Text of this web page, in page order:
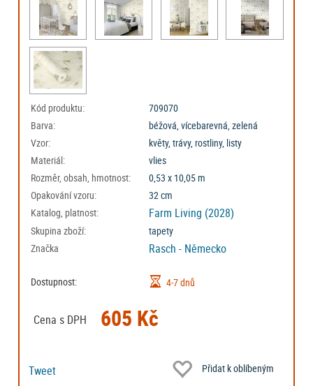
Kód produktu:
709070
Barva:
béžová, vícebarevná, zelená
Vzor:
květy, trávy, rostliny, listy
Materiál:
vlies
Rozměr, obsah, hmotnost:
0,53 x 10,05 m
Opakování vzoru:
32 cm
Katalog, platnost:
Farm Living (2028)
Skupina zboží:
tapety
Značka
Rasch - Německo
Dostupnost: 4-7 dnů
Cena s DPH 605 Kč
Tweet Přidat k oblíbeným